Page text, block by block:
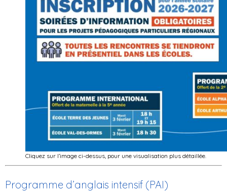
Cliquez sur l’image ci-dessus, pour une visualisation plus détaillée.
Programme d’anglais intensif (PAI)